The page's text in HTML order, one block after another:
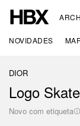
NOVIDADES
DIOR
Logo
Novo com etiqueta